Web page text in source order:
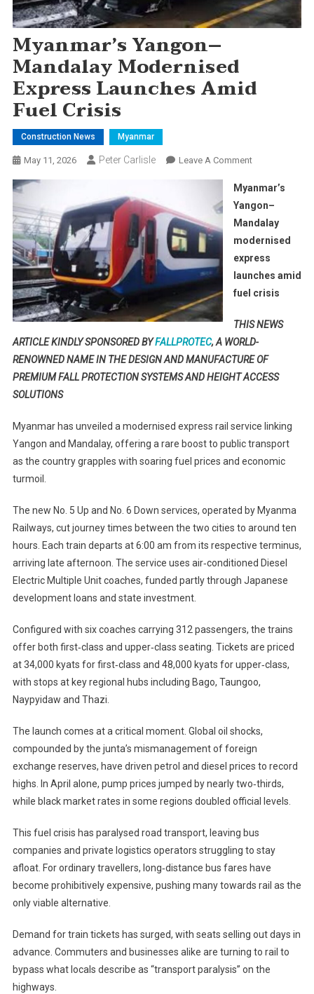
Myanmar’s Yangon–
Mandalay Modernised
Express Launches Amid
Fuel Crisis
Construction News Myanmar
May 11, 2026 Peter Carlisle Leave A CommentOn
Yangon–
Mandalay
Modernised
Express
Launches
Amid
Fuel
Myanmar’s
Yangon–
Mandalay
modernised
express
launches amid
fuel crisis
THIS NEWS
ARTICLE KINDLY SPONSORED BYFALLPROTEC, A WORLD-
RENOWNED NAME IN THE DESIGN AND MANUFACTURE OF
PREMIUM FALL PROTECTION SYSTEMS AND HEIGHT ACCESS
SOLUTIONS
Myanmar has unveiled a modernised express rail service linking
Yangon and Mandalay, offering a rare boost to public transport
as the country grapples with soaring fuel prices and economic
turmoil.
The new No. 5 Up and No. 6 Down services, operated by Myanma
Railways, cut journey times between the two cities to around ten
hours. Each train departs at 6:00 am from its respective terminus,
arriving late afternoon. The service uses air‑conditioned Diesel
Electric Multiple Unit coaches, funded partly through Japanese
development loans and state investment.
Configured with six coaches carrying 312 passengers, the trains
offer both first‑class and upper‑class seating. Tickets are priced
at 34,000 kyats for first‑class and 48,000 kyats for upper‑class,
with stops at key regional hubs including Bago, Taungoo,
Naypyidaw and Thazi.
The launch comes at a critical moment. Global oil shocks,
compounded by the junta’s mismanagement of foreign
exchange reserves, have driven petrol and diesel prices to record
highs. In April alone, pump prices jumped by nearly two‑thirds,
while black market rates in some regions doubled official levels.
This fuel crisis has paralysed road transport, leaving bus
companies and private logistics operators struggling to stay
afloat. For ordinary travellers, long‑distance bus fares have
become prohibitively expensive, pushing many towards rail as the
only viable alternative.
Demand for train tickets has surged, with seats selling out days in
advance. Commuters and businesses alike are turning to rail to
bypass what locals describe as “transport paralysis” on the
highways.